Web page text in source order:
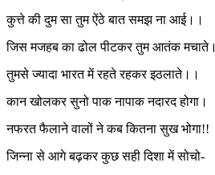
कुत्ते की दुम सा तुम ऐंठे बात समझ ना आई।।
जिस मजहब का ढोल पीटकर तुम आतंक मचाते।
तुमसे ज्यादा भारत में रहते रहकर इठलाते।।
कान खोलकर सुनो पाक नापाक नदारद होगा।
नफरत फैलाने वालों ने कब कितना सुख भोगा!!
जिन्ना से आगे बढ़कर कुछ सही दिशा में सोचो-